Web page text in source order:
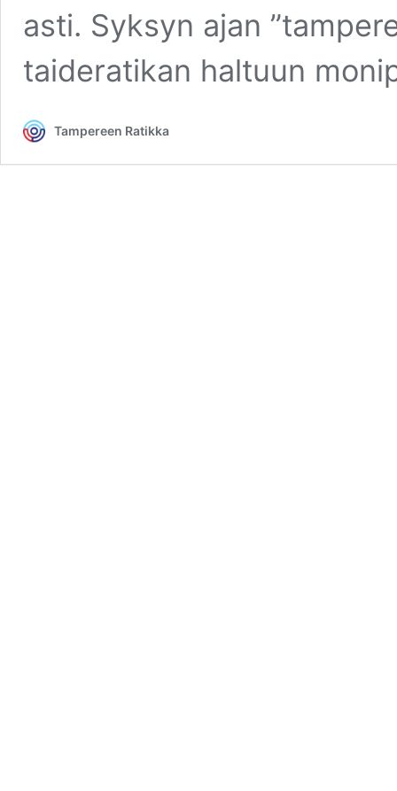
asti. Syksyn ajan
taideratikan haltuun
Tampereen Ratikka